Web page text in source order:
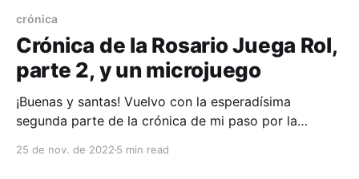
crónica
Crónica de la Rosario Juega Rol,
parte 2, y un microjuego
¡Buenas y santas! Vuelvo con la esperadísima
segunda parte de la crónica de mi paso por la
25 de nov. de 2022 5 min read